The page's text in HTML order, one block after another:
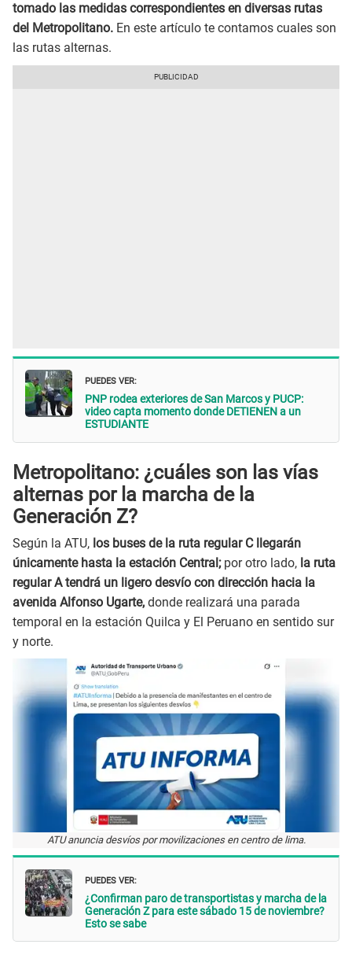
tomado las medidas correspondientes en diversas rutas
del Metropolitano. En este artículo te contamos cuales son
las rutas alternas.
PUEDES VER:
PNP rodea exteriores de San Marcos y PUCP:
video capta momento donde DETIENEN a un
ESTUDIANTE
Metropolitano: ¿cuáles son las vías
alternas por la marcha de la
Generación Z?
Según la ATU, los buses de la ruta regular C llegarán
únicamente hasta la estación Central;por otro lado, la ruta
regular A tendrá un ligero desvío con dirección hacia la
avenida Alfonso Ugarte, donde realizará una parada
temporal en la estación Quilca y El Peruano en sentido sur
y norte.
ATU anuncia desvíos por movilizaciones en centro de lima.
PUEDES VER:
¿Confirman paro de transportistas y marcha de la
Generación Z para este sábado 15 de noviembre?
Esto se sabe